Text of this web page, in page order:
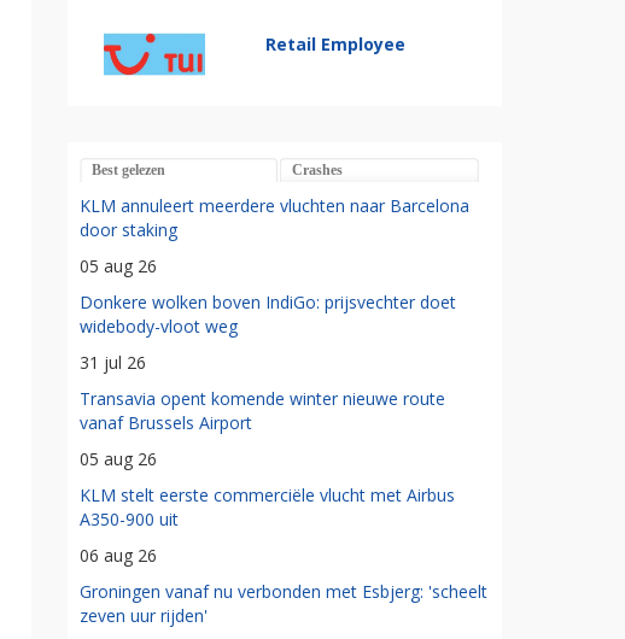
Retail Employee
Best gelezen Crashes
KLM annuleert meerdere vluchten naar Barcelona
door staking
05 aug 26
Donkere wolken boven IndiGo: prijsvechter doet
widebody-vloot weg
31 jul 26
Transavia opent komende winter nieuwe route
vanaf Brussels Airport
05 aug 26
KLM stelt eerste commerciële vlucht met Airbus
A350-900 uit
06 aug 26
Groningen vanaf nu verbonden met Esbjerg: 'scheelt
zeven uur rijden'